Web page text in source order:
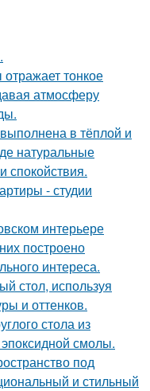
тонкое
атмосферу
в тёплой и
натуральные
спокойствия.
- студии
интерьере
построено
интереса.
стол, используя
и оттенков.
стола из
смолы.
под
и стильный